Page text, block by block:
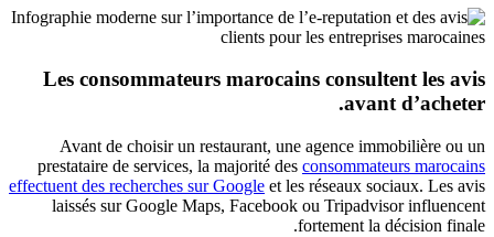
Les consommateurs marocains consultent les avis
avant d’acheter.
Avant de choisir un restaurant, une agence immobilière ou un
prestataire de services, la majorité des consommateurs marocains
effectuent des recherches sur Google et les réseaux sociaux. Les avis
laissés sur Google Maps, Facebook ou Tripadvisor influencent
fortement la décision finale.